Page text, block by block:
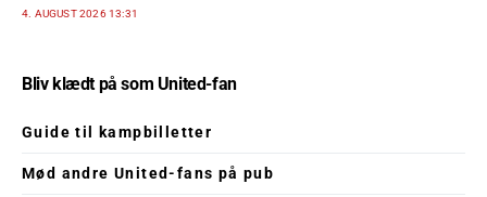
4. AUGUST 2026 13:31
Bliv klædt på som United-fan
Guide til kampbilletter
Mød andre United-fans på pub